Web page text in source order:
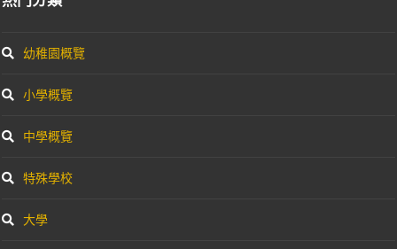
幼稚園概覽
小學概覽
中學概覽
特殊學校
大學
課程搜尋